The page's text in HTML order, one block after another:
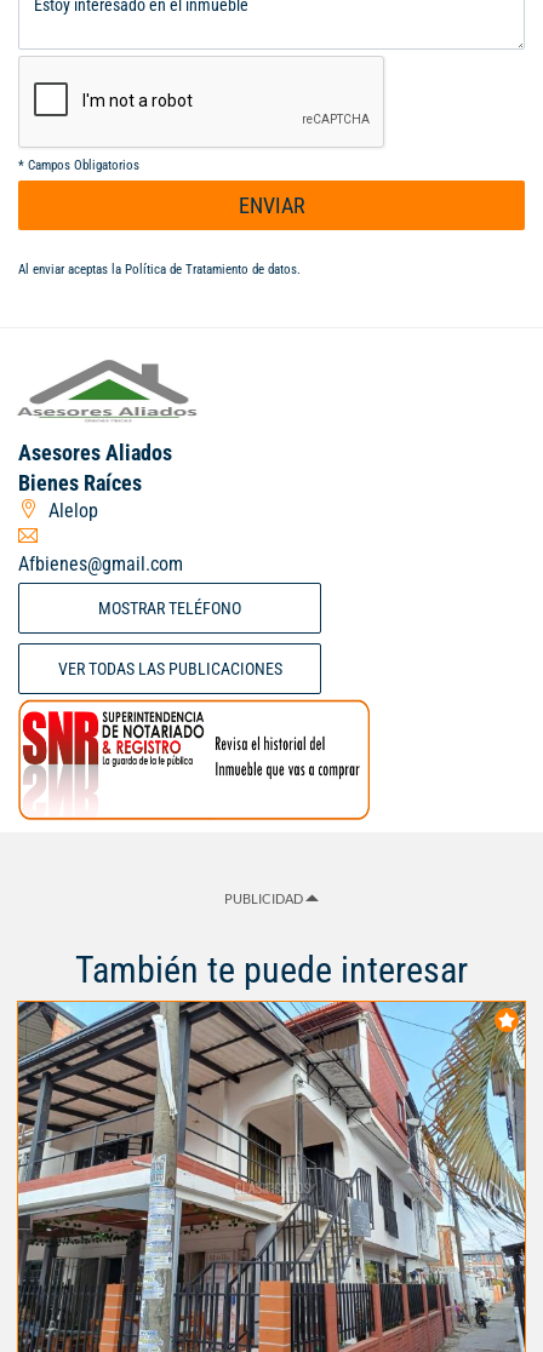
* Campos Obligatorios
ENVIAR
Al enviar aceptas la Política de Tratamiento de datos.
Asesores Aliados
Bienes Raíces
Alelop
Afbienes@gmail.com
MOSTRAR TELÉFONO
VER TODAS LAS PUBLICACIONES
PUBLICIDAD
También te puede interesar